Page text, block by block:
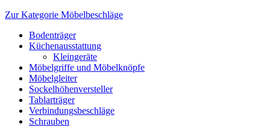
Zur Kategorie Möbelbeschläge
Bodenträger
Küchenausstattung
Kleingeräte
Möbelgriffe und Möbelknöpfe
Möbelgleiter
Sockelhöhenversteller
Tablarträger
Verbindungsbeschläge
Schrauben